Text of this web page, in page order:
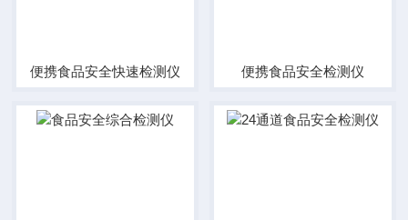
便携食品安全快速检测仪 便携食品安全检测仪